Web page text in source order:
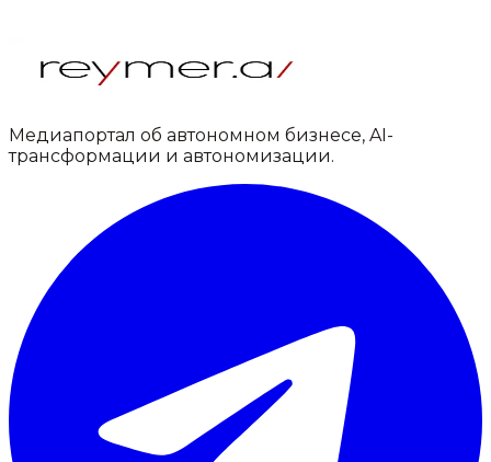
Медиапортал об автономном бизнесе, AI-
трансформации и автономизации.